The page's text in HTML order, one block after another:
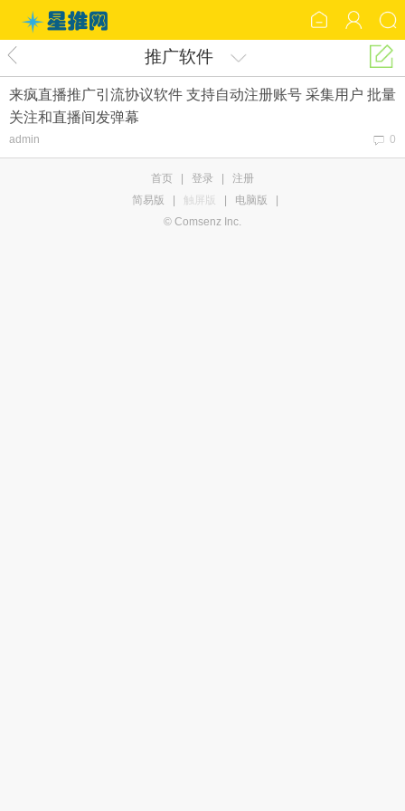
推广软件
0
来疯直播推广引流协议软件 支持自动注册账号 采集用户 批量
关注和直播间发弹幕
admin
首页 登录
注册
简易版
触屏版 电脑版
© Comsenz Inc.